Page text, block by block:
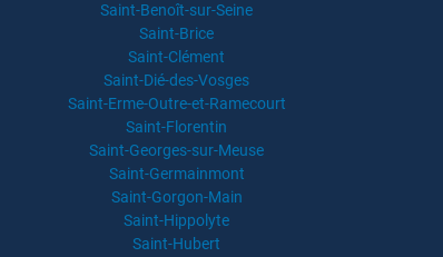
Saint-Benoît-sur-Seine
Saint-Brice
Saint-Clément
Saint-Dié-des-Vosges
Saint-Erme-Outre-et-Ramecourt
Saint-Florentin
Saint-Georges-sur-Meuse
Saint-Germainmont
Saint-Gorgon-Main
Saint-Hippolyte
Saint-Hubert